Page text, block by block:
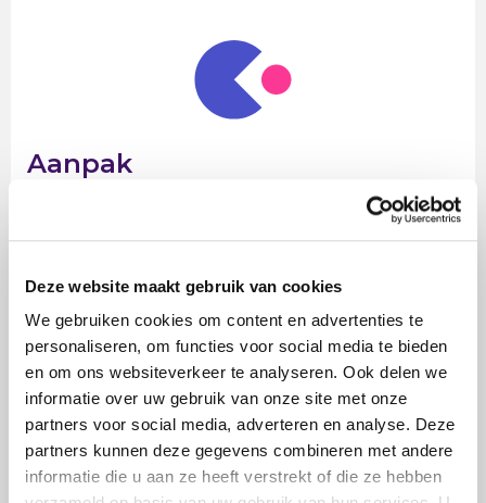
Deze website maakt gebruik van cookies
We gebruiken cookies om content en advertenties te
personaliseren, om functies voor social media te bieden
en om ons websiteverkeer te analyseren. Ook delen we
informatie over uw gebruik van onze site met onze
partners voor social media, adverteren en analyse. Deze
partners kunnen deze gegevens combineren met andere
informatie die u aan ze heeft verstrekt of die ze hebben
Aanpak
leidinggevende/ondernemers kant van het
Deze game is inmiddels een aantal keren
gespeeld bij verschillende huisartsenopleidingen.